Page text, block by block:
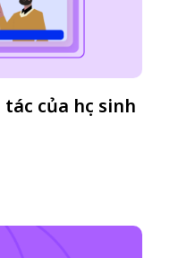
của học sinh